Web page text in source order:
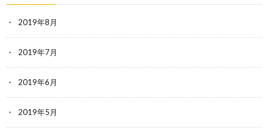
2019年8月
2019年7月
2019年6月
2019年5月